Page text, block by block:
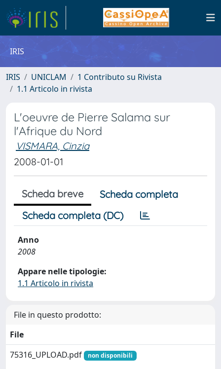
IRIS
IRIS UNICLAM
1 Contributo su Rivista
1.1 Articolo in rivista
L'oeuvre de Pierre Salama sur
l'Afrique du Nord
VISMARA, Cinzia
2008-01-01
Scheda breve
Scheda completa
Scheda completa (DC)
Anno
2008
Appare nelle tipologie:
1.1 Articolo in rivista
File in questo prodotto:
File
75316_UPLOAD.pdf
non disponibili